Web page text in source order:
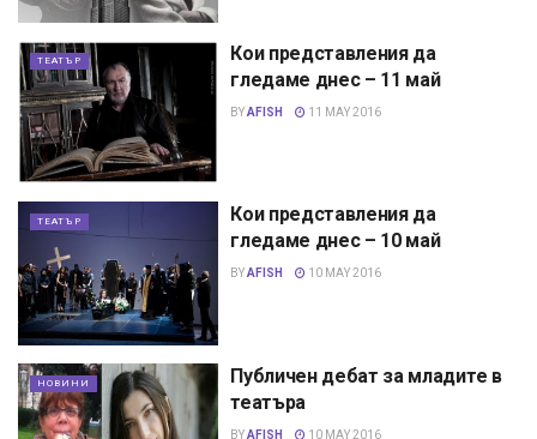
ТЕАТЪР
Кои представления да
гледаме днес – 11 май
BYAFISH 11 MAY 2016
ТЕАТЪР
Кои представления да
гледаме днес – 10 май
BYAFISH 10 MAY 2016
НОВИНИ
Публичен дебат за младите в
театъра
BYAFISH 10 MAY 2016